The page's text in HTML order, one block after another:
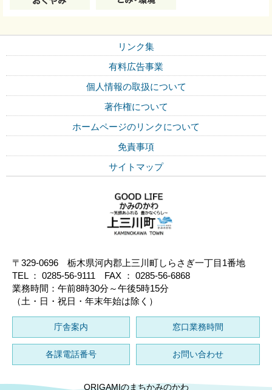
リンク集
有料広告事業
個人情報の取扱について
著作権について
ホームページのリンクについて
免責事項
サイトマップ
〒329-0696 栃木県河内郡上三川町しらさぎ一丁目1番地
TEL ： 0285-56-9111 FAX ： 0285-56-6868
業務時間：午前8時30分～午後5時15分
（土・日・祝日・年末年始は除く）
庁舎案内 窓口業務時間
各課電話番号 お問い合わせ
ORIGAMIのまちかみのかわ